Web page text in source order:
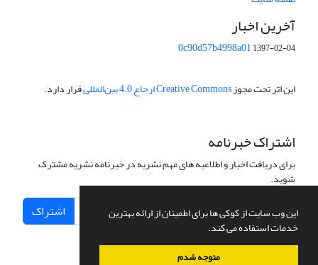
این وب سایت از کوکی ها برای اطمینان از ارائه بهترین
خدمات استفاده می کند.
متوجه شدم
آخرین اخبار
0c90d57b4998a011397-02-04
این اثر تحت مجوزCreative Commons ارجاع 4.0 بین‌المللی قرار دارد.
اشتراک خبرنامه
برای دریافت اخبار و اطلاعیه های مهم نشریه در خبرنامه نشریه مشترک
شوید.
اشتراک